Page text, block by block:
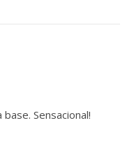
Sensacional!